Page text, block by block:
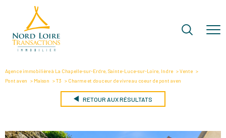
Agence immobilière à La Chapelle-sur-Erdre, Sainte-Luce-sur-Loire, Indre
Vente
Pont aven
Maison T3 Charme et douceur de vivre au coeur de pont aven
RETOUR AUX RÉSULTATS